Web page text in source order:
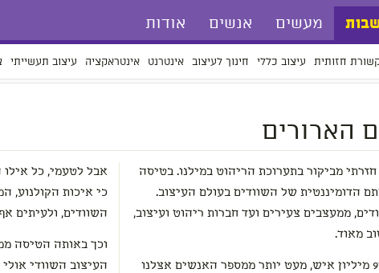
מעשים אנשים אודות
חזותית עיצוב כללי חינוך לעיצוב אינטרנט אינטראקציה עיצוב תעשייתי
הארורים
מביקור בתערוכת הריהוט במילנו. בטיסה
הדומיננטית של השוודים בעולם העיצוב.
ממעצבים צעירים ועד חברות ריהוט ועיצוב,
מאוד.
אוכלוסיית שוודיה מונה כ־9 מיליון איש, מעט יותר ממספר האנשים אצלנו
אבל לטעמי, כל
כי איכות הקולנוע,
השוודים, ולעיתים
וכך באותה הטיסה
העיצוב השוודי